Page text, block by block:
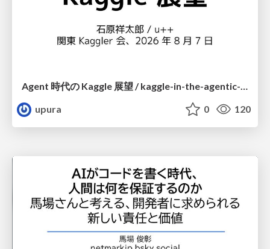
Agent 時代の Kaggle 展望 / kaggle-in-the-agentic-era
upura
0 120